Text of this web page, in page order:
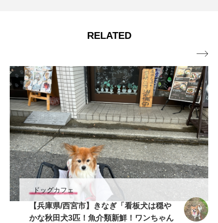
RELATED
京都市全域
【京都市中京区】OsteriaLuna(オステリ
アルナ)「カジュアルな雰囲気で本格イタ
